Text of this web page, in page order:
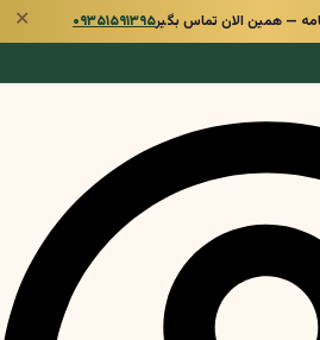
— همین الان تماس بگیر۰۹۳۵۱۵۹۱۳۹۵ ✕